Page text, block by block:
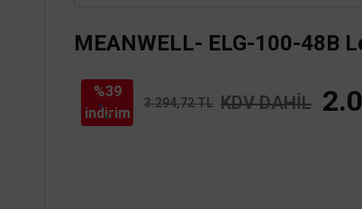
MEANWELL- ELG-100-48B
%39
indirim
3.294,72 TL KDV DAHİL